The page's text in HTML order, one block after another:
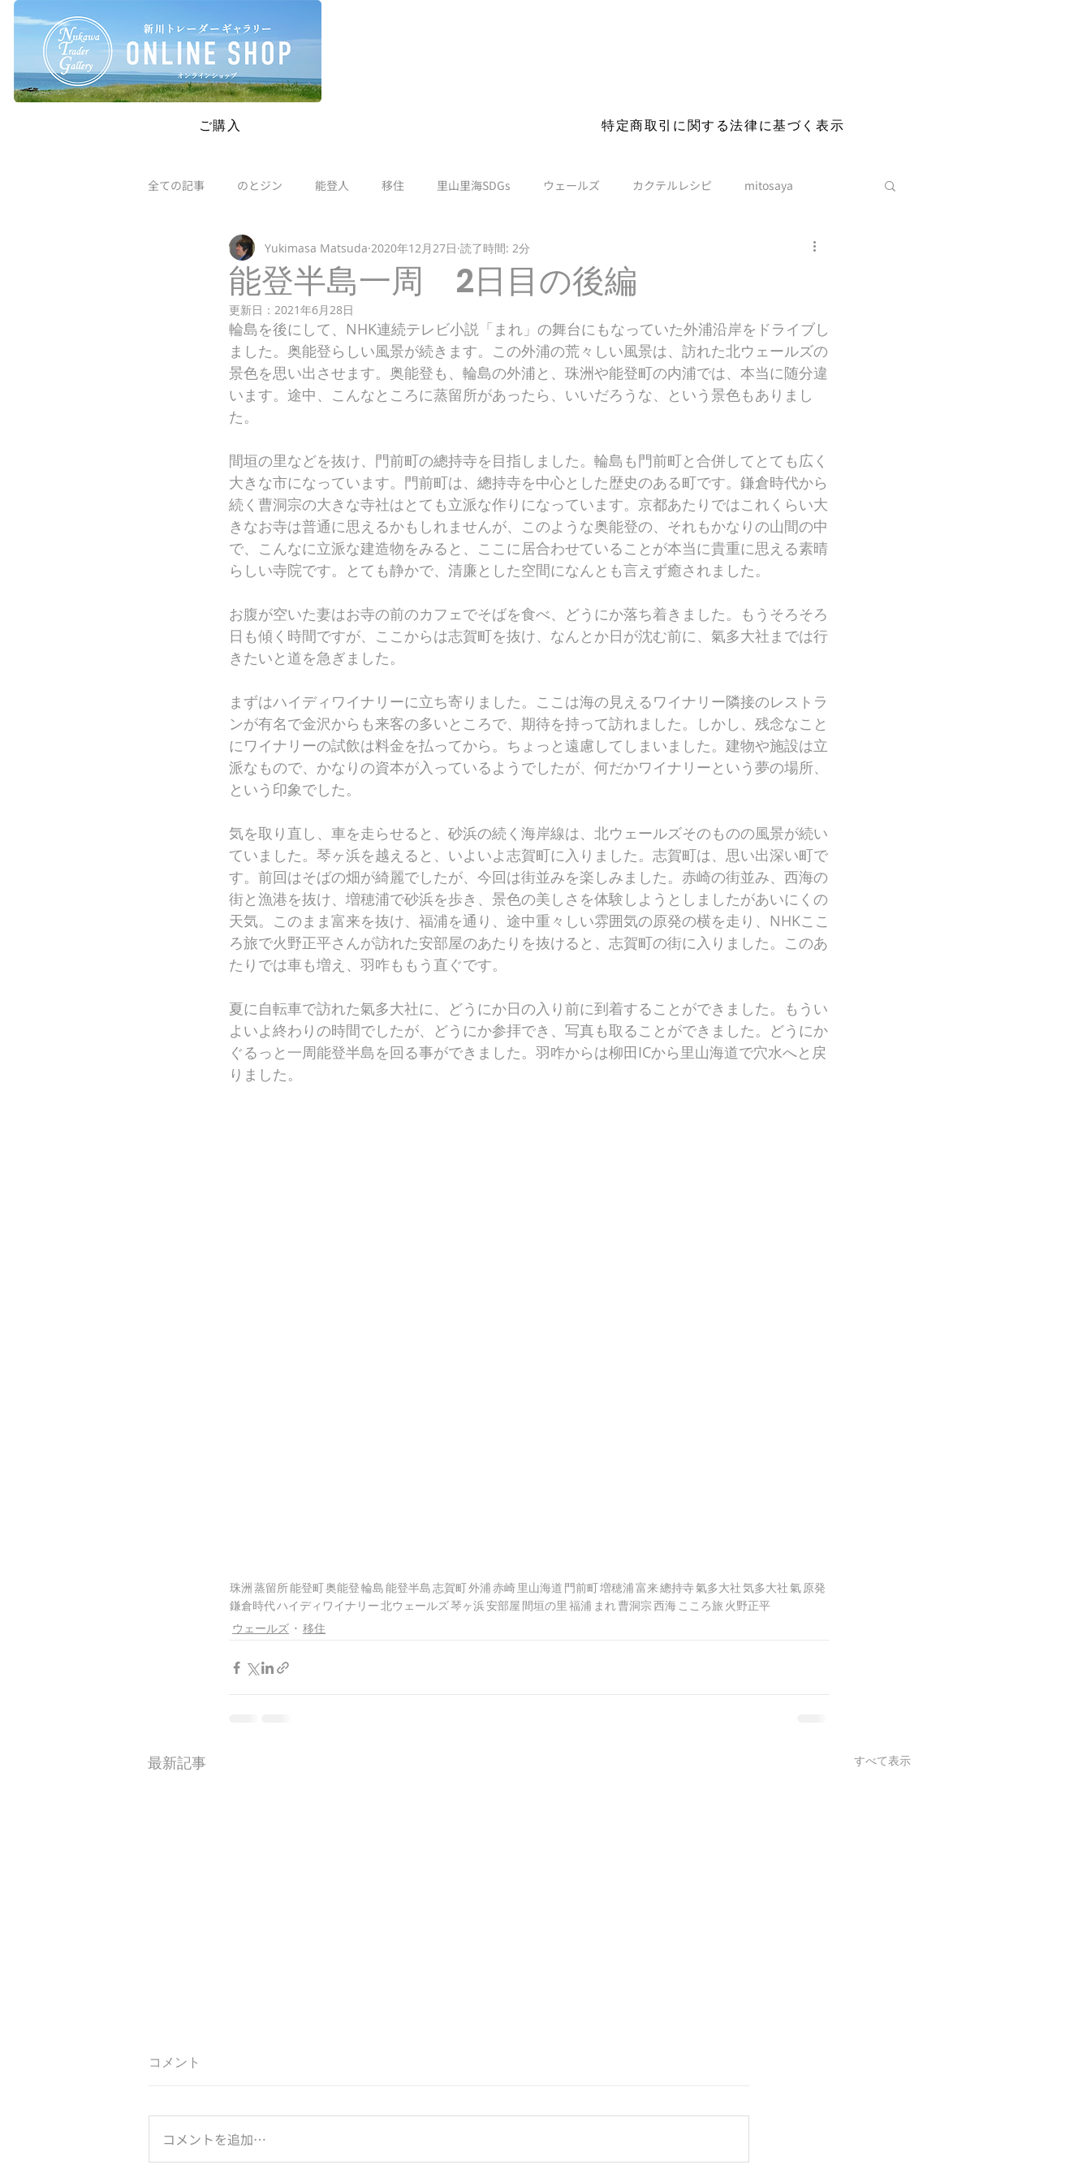
SAFETY RESTRICTIONS IN PLACE: Please read our new policies before you visit. More details
ご購入 特定商取引に関する法律に基づく表示
全ての記事 のとジン 能登人 移住 里山里海SDGs ウェールズ カクテルレシピ mitosaya
能登半島一周 2日目の後編
Yukimasa Matsuda 2020年12月27日 読了時間: 2分
更新日： 2021年6月28日
輪島を後にして、NHK連続テレビ小説「まれ」の舞台にもなっていた外浦沿岸をドライブし
ました。奥能登らしい風景が続きます。この外浦の荒々しい風景は、訪れた北ウェールズの
景色を思い出させます。奥能登も、輪島の外浦と、珠洲や能登町の内浦では、本当に随分違
います。途中、こんなところに蒸留所があったら、いいだろうな、という景色もありまし
た。
間垣の里などを抜け、門前町の總持寺を目指しました。輪島も門前町と合併してとても広く
大きな市になっています。門前町は、總持寺を中心とした歴史のある町です。鎌倉時代から
続く曹洞宗の大きな寺社はとても立派な作りになっています。京都あたりではこれくらい大
きなお寺は普通に思えるかもしれませんが、このような奥能登の、それもかなりの山間の中
で、こんなに立派な建造物をみると、ここに居合わせていることが本当に貴重に思える素晴
らしい寺院です。とても静かで、清廉とした空間になんとも言えず癒されました。
お腹が空いた妻はお寺の前のカフェでそばを食べ、どうにか落ち着きました。もうそろそろ
日も傾く時間ですが、ここからは志賀町を抜け、なんとか日が沈む前に、氣多大社までは行
きたいと道を急ぎました。
まずはハイディワイナリーに立ち寄りました。ここは海の見えるワイナリー隣接のレストラ
ンが有名で金沢からも来客の多いところで、期待を持って訪れました。しかし、残念なこと
にワイナリーの試飲は料金を払ってから。ちょっと遠慮してしまいました。建物や施設は立
派なもので、かなりの資本が入っているようでしたが、何だかワイナリーという夢の場所、
という印象でした。
気を取り直し、車を走らせると、砂浜の続く海岸線は、北ウェールズそのものの風景が続い
ていました。琴ヶ浜を越えると、いよいよ志賀町に入りました。志賀町は、思い出深い町で
す。前回はそばの畑が綺麗でしたが、今回は街並みを楽しみました。赤崎の街並み、西海の
街と漁港を抜け、増穂浦で砂浜を歩き、景色の美しさを体験しようとしましたがあいにくの
天気。このまま富来を抜け、福浦を通り、途中重々しい雰囲気の原発の横を走り、NHKここ
ろ旅で火野正平さんが訪れた安部屋のあたりを抜けると、志賀町の街に入りました。このあ
たりでは車も増え、羽咋ももう直ぐです。
夏に自転車で訪れた氣多大社に、どうにか日の入り前に到着することができました。もうい
よいよ終わりの時間でしたが、どうにか参拝でき、写真も取ることができました。どうにか
ぐるっと一周能登半島を回る事ができました。羽咋からは柳田ICから里山海道で穴水へと戻
りました。
珠洲蒸留所能登町奥能登輪島能登半島志賀町外浦赤崎里山海道 門前町増穂浦富来總持寺氣多大社気多大社氣原発
鎌倉時代ハイディワイナリー北ウェールズ琴ヶ浜安部屋 間垣の里 福浦 まれ曹洞宗西海 こころ旅 火野正平
ウェールズ
移住
最新記事 すべて表示
コメント
コメントを追加…